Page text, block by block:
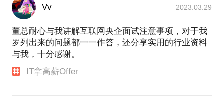
Vv 2023.03.29
董总耐心与我讲解互联网央企面试注意事项，对于我
罗列出来的问题都一一作答，还分享实用的行业资料
与我，十分感谢。
IT拿高薪Offer